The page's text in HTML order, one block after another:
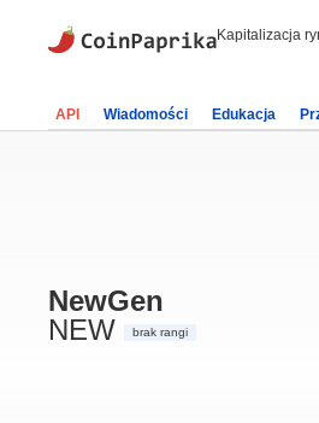
Kapitalizacja
API Wiadomości Edukacja
NewGen
NEW
brak rangi